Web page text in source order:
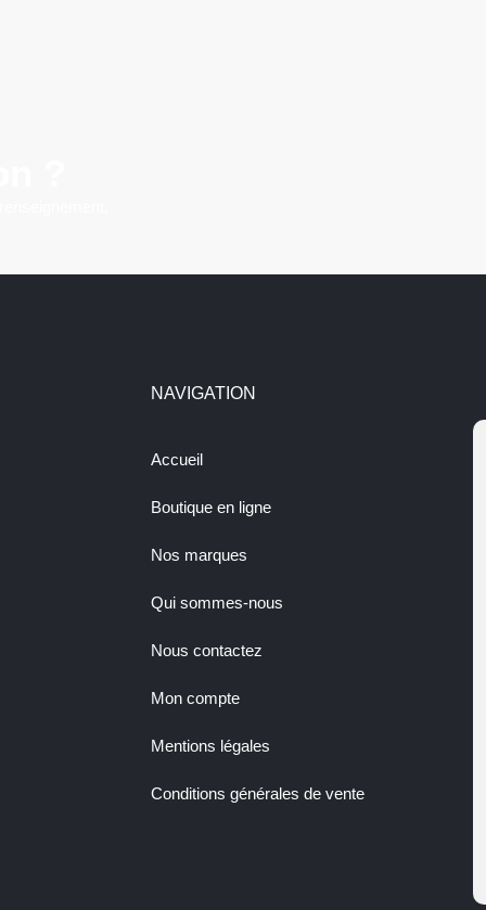
NAVIGATION
Accueil
Boutique en ligne
Nos marques
Qui sommes-nous
Nous contactez
Mon compte
Mentions légales
Conditions générales de vente